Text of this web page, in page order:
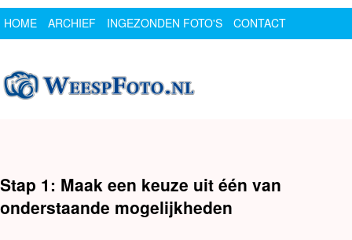
HOME ARCHIEF INGEZONDEN FOTO'S
CONTACT
Stap 1: Maak een keuze uit één van
onderstaande mogelijkheden